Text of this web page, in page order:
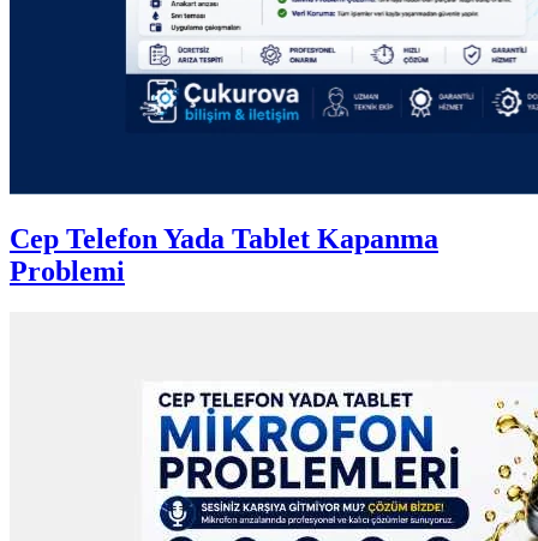
Cep Telefon Yada Tablet Kapanma
Problemi